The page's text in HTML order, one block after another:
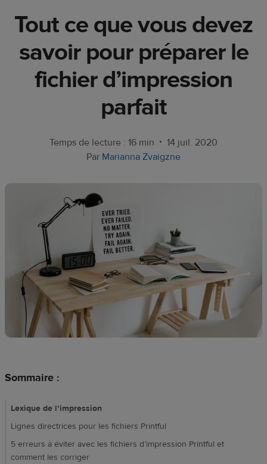
du
débutant
Modèle
réussite
Ressources
Tarifs
Tout ce que vous devez
savoir pour préparer le
fichier d’impression
parfait
Temps de lecture : 16 min • 14 juil. 2020
Par Marianna Zvaigzne
Sommaire :
Lexique de l’impression
Lignes directrices pour les fichiers Printful
5 erreurs à éviter avec les fichiers d’impression Printful et
comment les corriger